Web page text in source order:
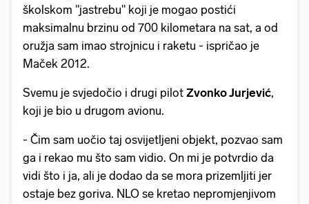
školskom "jastrebu" koji je mogao postići
maksimalnu brzinu od 700 kilometara na sat, a od
oružja sam imao strojnicu i raketu - ispričao je
Maček 2012.
Svemu je svjedočio i drugi pilot Zvonko Jurjević,
koji je bio u drugom avionu.
- Čim sam uočio taj osvijetljeni objekt, pozvao sam
ga i rekao mu što sam vidio. On mi je potvrdio da
vidi što i ja, ali je dodao da se mora prizemljiti jer
ostaje bez goriva. NLO se kretao nepromjenjivom